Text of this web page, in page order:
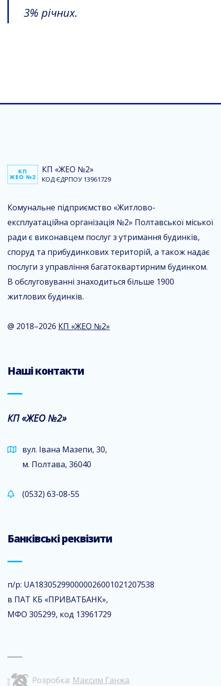
3% річних.
КП «ЖЕО №2»
КОД ЄДРПОУ 13961729
Комунальне підприємство «Житлово-
експлуатаційна організація №2» Полтавської міської
ради є виконавцем послуг з утримання будинків,
споруд та прибудинкових територій, а також надає
послуги з управління багатоквартирним будинком.
В обслуговуванні знаходиться більше 1900
житлових будинків.
@ 2018–2026 КП «ЖЕО №2»
Наші контакти
КП «ЖЕО №2»
вул. Івана Мазепи, 30,
м. Полтава, 36040
(0532) 63-08-55
Банківські реквізити
п/р: UA183052990000026001021207538
в ПАТ КБ «ПРИВАТБАНК»,
МФО 305299, код 13961729
Розробка: Максим Ганжа.